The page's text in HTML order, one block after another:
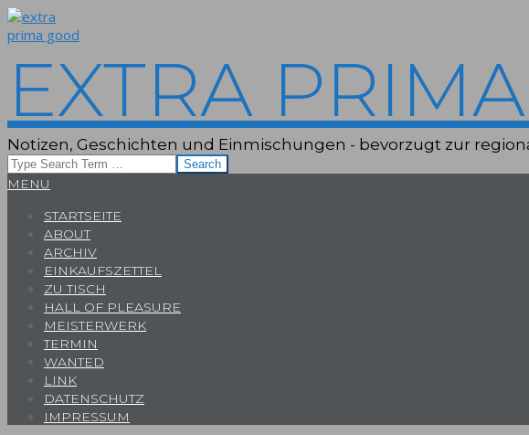
Skip
to
EXTRA
Notizen, Geschichten und Einmischungen - bevorzugt zur
Search
Primary
MENU
STARTSEITE
ABOUT
ARCHIV
EINKAUFSZETTEL
ZU TISCH
HALL OF PLEASURE
MEISTERWERK
TERMIN
WANTED
LINK
DATENSCHUTZ
IMPRESSUM